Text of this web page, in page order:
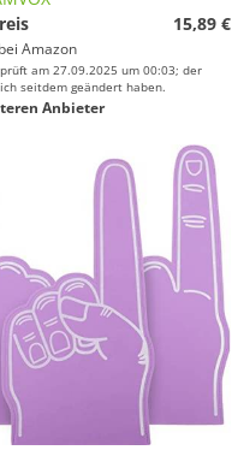
15,89 €
Amazon
am 27.09.2025 um 00:03; der
seitdem geändert haben.
Anbieter